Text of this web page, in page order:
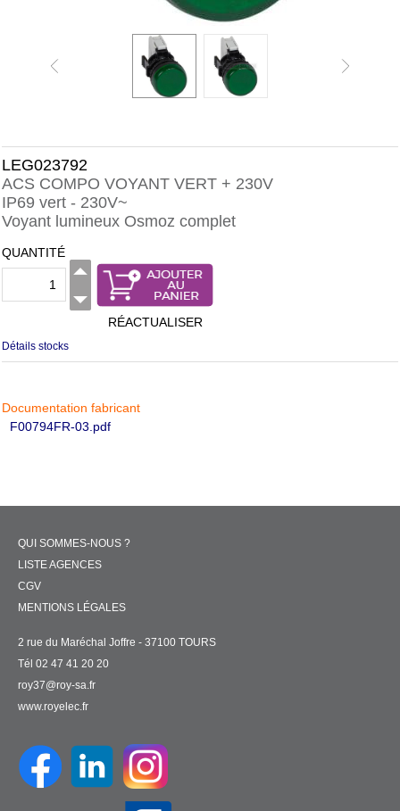
LEG023792
ACS COMPO VOYANT VERT + 230V
IP69 vert - 230V~
Voyant lumineux Osmoz complet
QUANTITÉ
RÉACTUALISER
Détails stocks
Documentation fabricant
F00794FR-03.pdf
QUI SOMMES-NOUS ?
LISTE AGENCES
CGV
MENTIONS LÉGALES
2 rue du Maréchal Joffre - 37100 TOURS
Tél 02 47 41 20 20
roy37@roy-sa.fr
www.royelec.fr